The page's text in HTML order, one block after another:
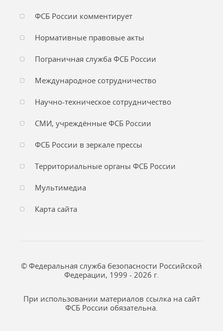
ФСБ России комментирует
Нормативные правовые акты
Пограничная служба ФСБ России
Международное сотрудничество
Научно-техническое сотрудничество
СМИ, учреждённые ФСБ России
ФСБ России в зеркале прессы
Территориальные органы ФСБ России
Мультимедиа
Карта сайта
© Федеральная служба безопасности Российской
Федерации, 1999 - 2026 г.
При использовании материалов ссылка на сайт
ФСБ России обязательна.